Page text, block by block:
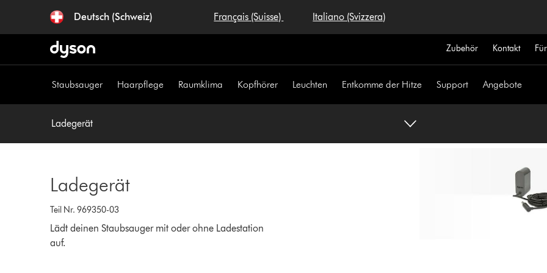
überspringen
Deutsch (Schweiz) Français (Suisse) Italiano (Svizzera)
Zubehör Kontakt
Staubsauger Haarpflege Raumklima Kopfhörer Leuchten Entkomme der Hitze Support Angebote
Ladegerät
Ladegerät
Teil Nr. 969350-03
Lädt deinen Staubsauger mit oder ohne Ladestation
auf.